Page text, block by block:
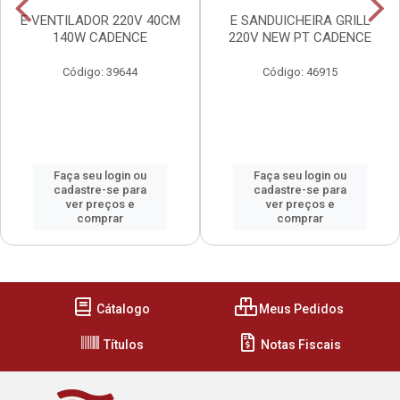
E VENTILADOR 220V 40CM
140W CADENCE
Código: 39644
Faça seu login ou
cadastre-se para
ver preços e
comprar
E SANDUICHEIRA GRILL
220V NEW PT CADENCE
Código: 46915
Faça seu login ou
cadastre-se para
ver preços e
comprar
Cátalogo Meus Pedidos
Títulos Notas Fiscais